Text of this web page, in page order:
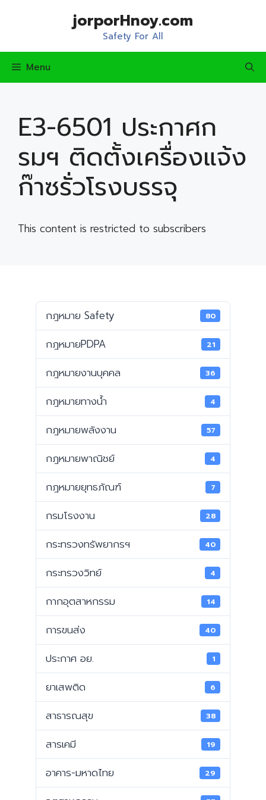
jorporHnoy.com
Safety For All
Menu
E3-6501 ประกาศก
รมฯ ติดตั้งเครื่องแจ้ง
ก๊าซรั่วโรงบรรจุ
This content is restricted to subscribers
กฎหมาย Safety 80
กฎหมายPDPA 21
กฎหมายงานบุคคล 36
กฎหมายทางน้ำ 4
กฎหมายพลังงาน 57
กฎหมายพาณิชย์ 4
กฎหมายยุทธภัณฑ์ 7
กรมโรงงาน 28
กระทรวงทรัพยากรฯ 40
กระทรวงวิทย์ 4
กากอุตสาหกรรม 14
การขนส่ง 40
ประกาศ อย. 1
ยาเสพติด 6
สาธารณสุข 38
สารเคมี 19
อาคาร-มหาดไทย 29